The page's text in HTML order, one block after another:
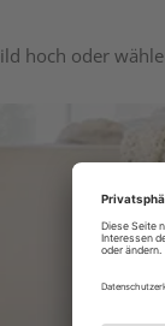
hoch oder